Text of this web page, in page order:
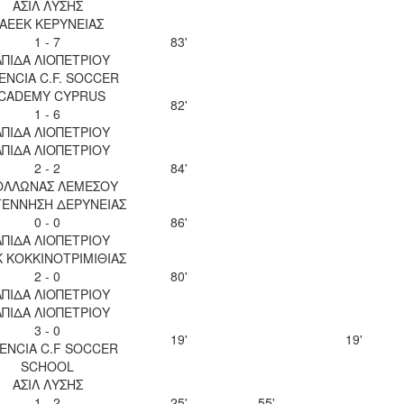
ΑΣΙΛ ΛΥΣΗΣ
ΚΕΡΥΝΕΙΑΣ
1 - 7
ΛΙΟΠΕΤΡΙΟΥ
83'
C.F. SOCCER
CYPRUS
1 - 6
ΛΙΟΠΕΤΡΙΟΥ
82'
ΛΙΟΠΕΤΡΙΟΥ
2 - 2
ΛΕΜΕΣΟΥ
84'
ΔΕΡΥΝΕΙΑΣ
0 - 0
ΛΙΟΠΕΤΡΙΟΥ
86'
2 - 0
ΛΙΟΠΕΤΡΙΟΥ
80'
ΛΙΟΠΕΤΡΙΟΥ
3 - 0
C.F SOCCER
SCHOOL
19' 19'
ΑΣΙΛ ΛΥΣΗΣ